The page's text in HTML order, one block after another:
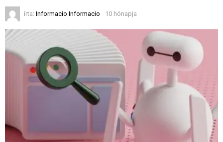
írta: Informacio Informacio 10 hónapja